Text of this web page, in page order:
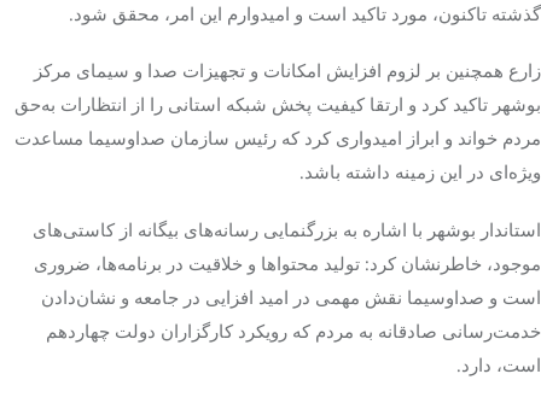
گذشته تاکنون، مورد تاکید است و امیدوارم این امر، محقق شود.
زارع همچنین بر لزوم افزایش امکانات و تجهیزات صدا و سیمای مرکز
بوشهر تاکید کرد و ارتقا کیفیت پخش شبکه استانی را از انتظارات به‌حق
مردم خواند و ابراز امیدواری کرد که رئیس سازمان صداوسیما مساعدت
ویژه‌ای در این زمینه داشته باشد.
استاندار بوشهر با اشاره به بزرگنمایی رسانه‌های بیگانه از کاستی‌های
موجود، خاطرنشان کرد: تولید محتواها و خلاقیت در برنامه‌ها، ضروری
است و صداوسیما نقش مهمی در امید افزایی در جامعه و نشان‌دادن
خدمت‌رسانی صادقانه به مردم که رویکرد کارگزاران دولت چهاردهم
است، دارد.